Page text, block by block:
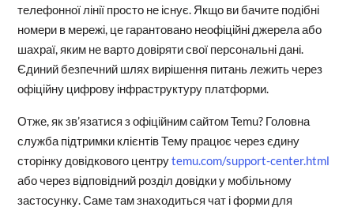
телефонної лінії просто не існує. Якщо ви бачите подібні
номери в мережі, це гарантовано неофіційні джерела або
шахраї, яким не варто довіряти свої персональні дані.
Єдиний безпечний шлях вирішення питань лежить через
офіційну цифрову інфраструктуру платформи.
Отже, як зв’язатися з офіційним сайтом Temu? Головна
служба підтримки клієнтів Тему працює через єдину
сторінку довідкового центруtemu.com/support-center.html
або через відповідний розділ довідки у мобільному
застосунку. Саме там знаходиться чат і форми для